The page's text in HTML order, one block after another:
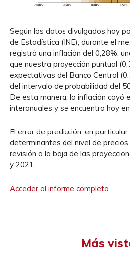
Según los datos divulgados hoy
de Estadística (INE), durante el
registró una inflación del 0,28%,
que nuestra proyección puntual
expectativas del Banco Central
del intervalo de probabilidad del
De esta manera, la inflación cayó
interanuales y se encuentra hoy
El error de predicción, en
determinantes del nivel de
revisión a la baja de las
y 2021.
Acceder al informe completo
Más